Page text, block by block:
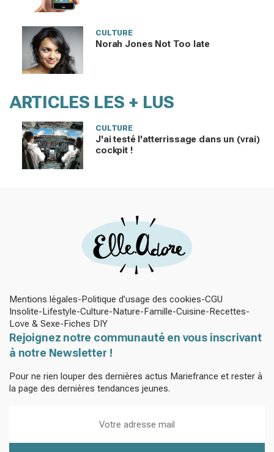
CULTURE
Norah Jones Not Too late
ARTICLES LES + LUS
CULTURE
J'ai testé l'atterrissage dans un (vrai)
cockpit !
Mentions légales Politique d’usage des cookies CGU
Insolite Lifestyle Culture Nature Famille Cuisine Recettes
Love & Sexe Fiches DIY
Rejoignez notre communauté en vous inscrivant
à notre Newsletter !
Pour ne rien louper des dernières actus Mariefrance et rester à
la page des dernières tendances jeunes.